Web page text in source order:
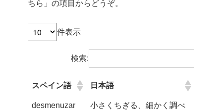
ちら」の項目からどうぞ。
件表示
検索:
スペイン語 日本語
desmenuzar
小さくちぎる、細かく調べ